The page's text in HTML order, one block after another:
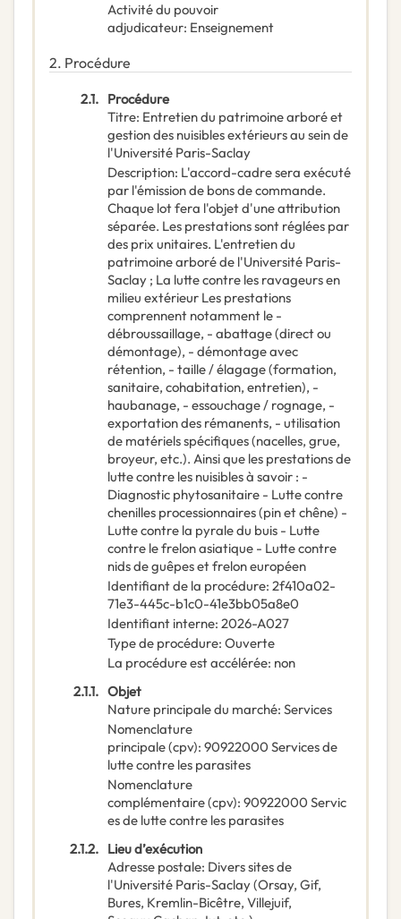
Activité du pouvoir
adjudicateur: Enseignement
2. Procédure
2.1. Procédure
Titre: Entretien du patrimoine arboré et
gestion des nuisibles extérieurs au sein de
l'Université Paris-Saclay
Description: L'accord-cadre sera exécuté
par l'émission de bons de commande.
Chaque lot fera l'objet d'une attribution
séparée. Les prestations sont réglées par
des prix unitaires. L'entretien du
patrimoine arboré de l'Université Paris-
Saclay ; La lutte contre les ravageurs en
milieu extérieur Les prestations
comprennent notamment le -
débroussaillage, - abattage (direct ou
démontage), - démontage avec
rétention, - taille / élagage (formation,
sanitaire, cohabitation, entretien), -
haubanage, - essouchage / rognage, -
exportation des rémanents, - utilisation
de matériels spécifiques (nacelles, grue,
broyeur, etc.). Ainsi que les prestations de
lutte contre les nuisibles à savoir : -
Diagnostic phytosanitaire - Lutte contre
chenilles processionnaires (pin et chêne) -
Lutte contre la pyrale du buis - Lutte
contre le frelon asiatique - Lutte contre
nids de guêpes et frelon européen
Identifiant de la procédure: 2f410a02-
71e3-445c-b1c0-41e3bb05a8e0
Identifiant interne: 2026-A027
Type de procédure: Ouverte
La procédure est accélérée: non
2.1.1. Objet
Nature principale du marché: Services
Nomenclature
principale(cpv): 90922000 Services de
lutte contre les parasites
Nomenclature
complémentaire(cpv): 90922000 Servic
es de lutte contre les parasites
2.1.2. Lieu d’exécution
Adresse postale: Divers sites de
l'Université Paris-Saclay (Orsay, Gif,
Bures, Kremlin-Bicêtre, Villejuif,